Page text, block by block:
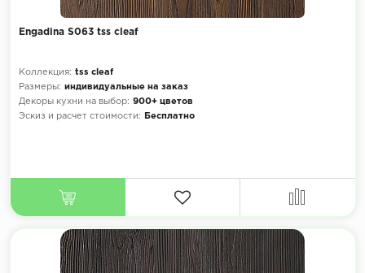
Engadina S063 tss cleaf
Коллекция: tss cleaf
Размеры: индивидуальные на заказ
Декоры кухни на выбор: 900+ цветов
Эскиз и расчет стоимости:
Бесплатно